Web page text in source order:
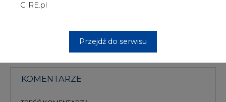
CIRE.pl
Przejdź do serwisu
szkoleń treningowych LLM.
KOMENTARZE